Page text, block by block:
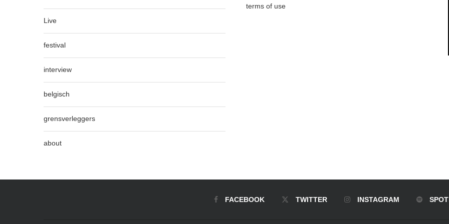
Live
festival
interview
belgisch
grensverleggers
about
terms of use
FACEBOOK TWITTER INSTAGRAM